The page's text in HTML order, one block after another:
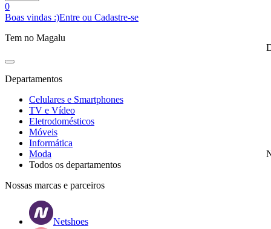
0
Boas vindas :)Entre ou Cadastre-se
Tem no Magalu
Departamentos
Celulares e Smartphones
TV e Vídeo
Eletrodomésticos
Móveis
Informática
Moda
Todos os departamentos
Nossas marcas e parceiros
Netshoes